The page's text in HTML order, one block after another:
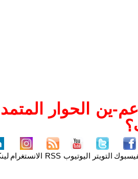
ين الحوار
التويتر اليوتيوب RSS الانستغرام